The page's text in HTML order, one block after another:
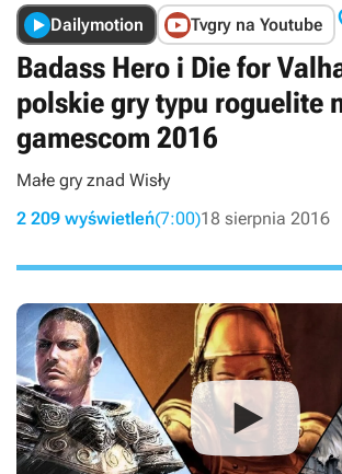
Dailymotion Tvgry na Youtube
Badass Hero i Die for
polskie gry typu roguelite
gamescom 2016
Małe gry znad Wisły
2 209 wyświetleń(7:00)18 sierpnia 2016